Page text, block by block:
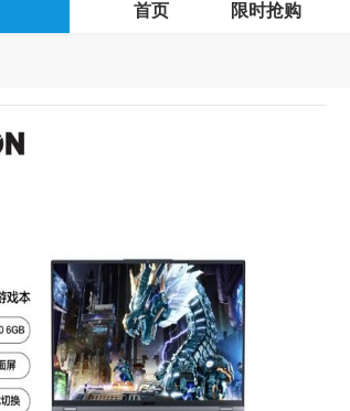
首页 限时抢购